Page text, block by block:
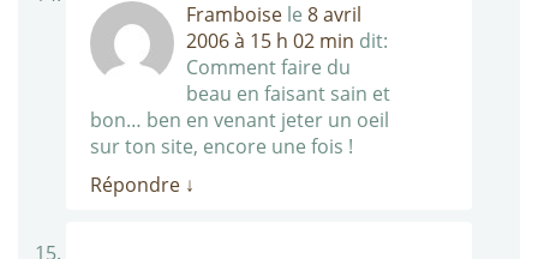
Framboise le 8 avril
2006 à 15 h 02 min dit:
Comment faire du
beau en faisant sain et
bon… ben en venant jeter un oeil
sur ton site, encore une fois !
Répondre ↓